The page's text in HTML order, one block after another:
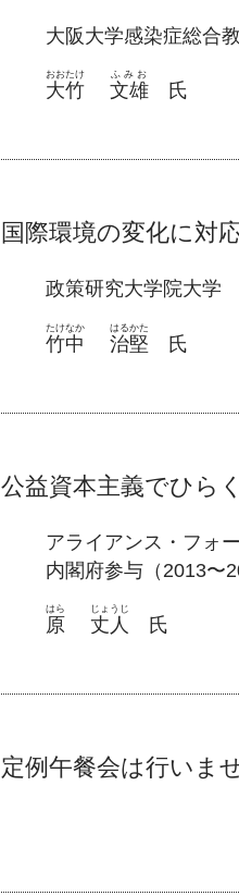
大阪大学感染症総
大竹
おおたけ
文雄
ふみお
氏
国際環境の変化に対
政策研究大学院大学
竹中
たけなか
治堅
はるかた
氏
公益資本主義でひら
アライアンス・フォ
内閣府参与（2013〜
原
はら
丈人
じょうじ
氏
定例午餐会は行いま